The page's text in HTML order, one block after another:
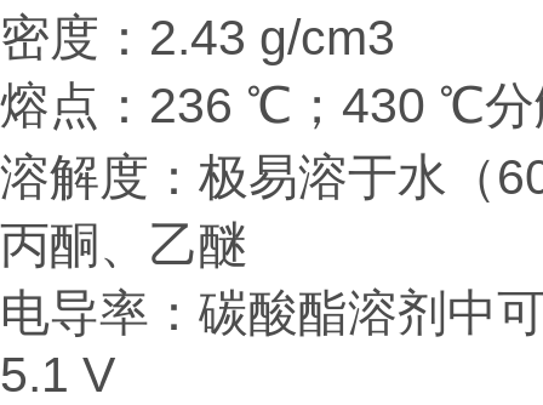
密度：2.43 g/cm3
熔点：236 ℃；430 ℃分
溶解度：极易溶于水（
丙酮、乙醚
电导率：碳酸酯溶剂中
5.1 V